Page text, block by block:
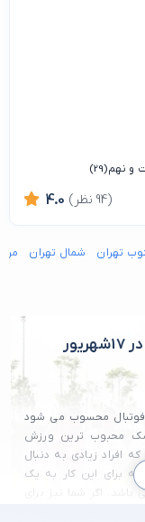
نهم(29)
4.0 (94 نظر)
تهران شمال تهران
فوتبال محسوب می شود
محبوب ترین ورزش
زیادی به دنبال
که برای این کار به یک
17شهریور نیاز می باشد. اگر شما نیز برای